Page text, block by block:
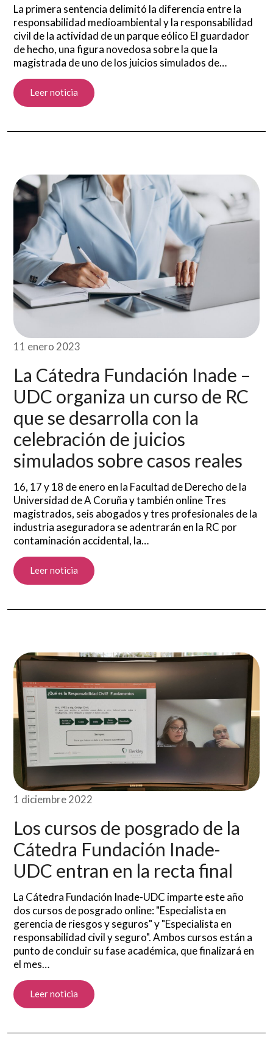
La primera sentencia delimitó la diferencia entre la
responsabilidad medioambiental y la responsabilidad
civil de la actividad de un parque eólico El guardador
de hecho, una figura novedosa sobre la que la
magistrada de uno de los juicios simulados de…
Leer noticia
11 enero 2023
La Cátedra Fundación Inade –
UDC organiza un curso de RC
que se desarrolla con la
celebración de juicios
simulados sobre casos reales
16, 17 y 18 de enero en la Facultad de Derecho de la
Universidad de A Coruña y también online Tres
magistrados, seis abogados y tres profesionales de la
industria aseguradora se adentrarán en la RC por
contaminación accidental, la…
Leer noticia
1 diciembre 2022
Los cursos de posgrado de la
Cátedra Fundación Inade-
UDC entran en la recta final
La Cátedra Fundación Inade-UDC imparte este año
dos cursos de posgrado online: "Especialista en
gerencia de riesgos y seguros" y "Especialista en
responsabilidad civil y seguro". Ambos cursos están a
punto de concluir su fase académica, que finalizará en
el mes…
Leer noticia